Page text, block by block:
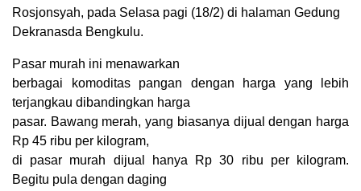
Rosjonsyah, pada Selasa pagi (18/2) di halaman Gedung
Dekranasda Bengkulu.
Pasar murah ini menawarkan
berbagai komoditas pangan dengan harga yang lebih
terjangkau dibandingkan harga
pasar. Bawang merah, yang biasanya dijual dengan harga
Rp 45 ribu per kilogram,
di pasar murah dijual hanya Rp 30 ribu per kilogram.
Begitu pula dengan daging